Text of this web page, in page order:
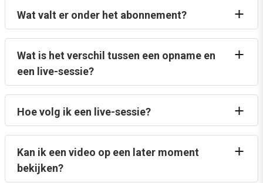
Wat valt er onder het abonnement?
Wat is het verschil tussen een opname en
een live-sessie?
Hoe volg ik een live-sessie?
Kan ik een video op een later moment
bekijken?